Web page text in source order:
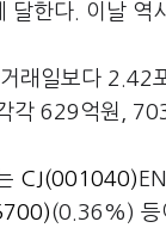
달한다. 이날 역
래일보다
각 629억원,
CJ(001040)
(0.36%) 등